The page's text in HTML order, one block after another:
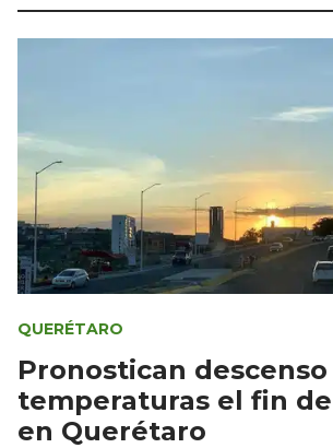
QUERÉTARO
Pronostican
temperaturas el fin
en Querétaro